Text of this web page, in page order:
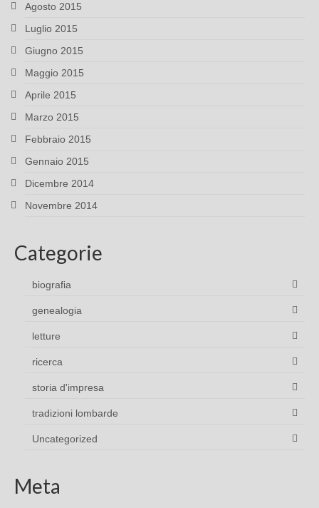
Agosto 2015
Luglio 2015
Giugno 2015
Maggio 2015
Aprile 2015
Marzo 2015
Febbraio 2015
Gennaio 2015
Dicembre 2014
Novembre 2014
Categorie
biografia
genealogia
letture
ricerca
storia d'impresa
tradizioni lombarde
Uncategorized
Meta